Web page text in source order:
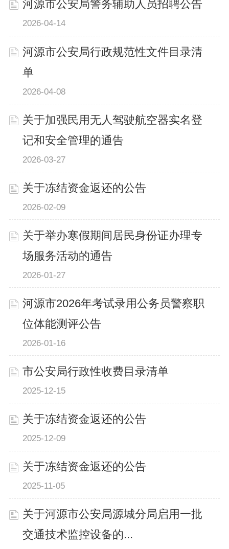
河源市公安局警务辅助人员招聘公告
2026-04-14
河源市公安局行政规范性文件目录清
单
2026-04-08
关于加强民用无人驾驶航空器实名登
记和安全管理的通告
2026-03-27
关于冻结资金返还的公告
2026-02-09
关于举办寒假期间居民身份证办理专
场服务活动的通告
2026-01-27
河源市2026年考试录用公务员警察职
位体能测评公告
2026-01-16
市公安局行政性收费目录清单
2025-12-15
关于冻结资金返还的公告
2025-12-09
关于冻结资金返还的公告
2025-11-05
关于河源市公安局源城分局启用一批
交通技术监控设备的...